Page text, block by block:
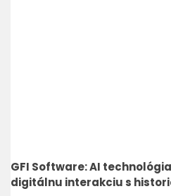
GFI Software: AI
digitálnu interakciu s